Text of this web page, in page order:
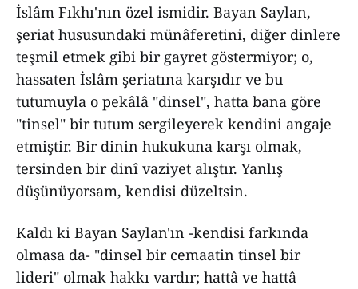
İslâm Fıkhı'nın özel ismidir. Bayan Saylan,
şeriat hususundaki münâferetini, diğer dinlere
teşmil etmek gibi bir gayret göstermiyor; o,
hassaten İslâm şeriatına karşıdır ve bu
tutumuyla o pekâlâ "dinsel", hatta bana göre
"tinsel" bir tutum sergileyerek kendini angaje
etmiştir. Bir dinin hukukuna karşı olmak,
tersinden bir dinî vaziyet alıştır. Yanlış
düşünüyorsam, kendisi düzeltsin.
Kaldı ki Bayan Saylan'ın -kendisi farkında
olmasa da- "dinsel bir cemaatin tinsel bir
lideri" olmak hakkı vardır; hattâ ve hattâ